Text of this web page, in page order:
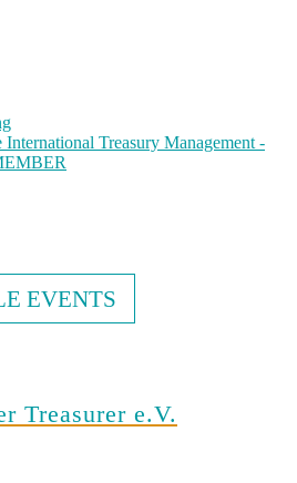
Treasury Management -
EVENTS
Treasurer e.V.